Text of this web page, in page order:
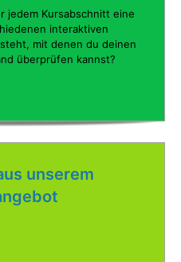
jedem Kursabschnitt eine
interaktiven
mit denen du deinen
überprüfen kannst?
unserem